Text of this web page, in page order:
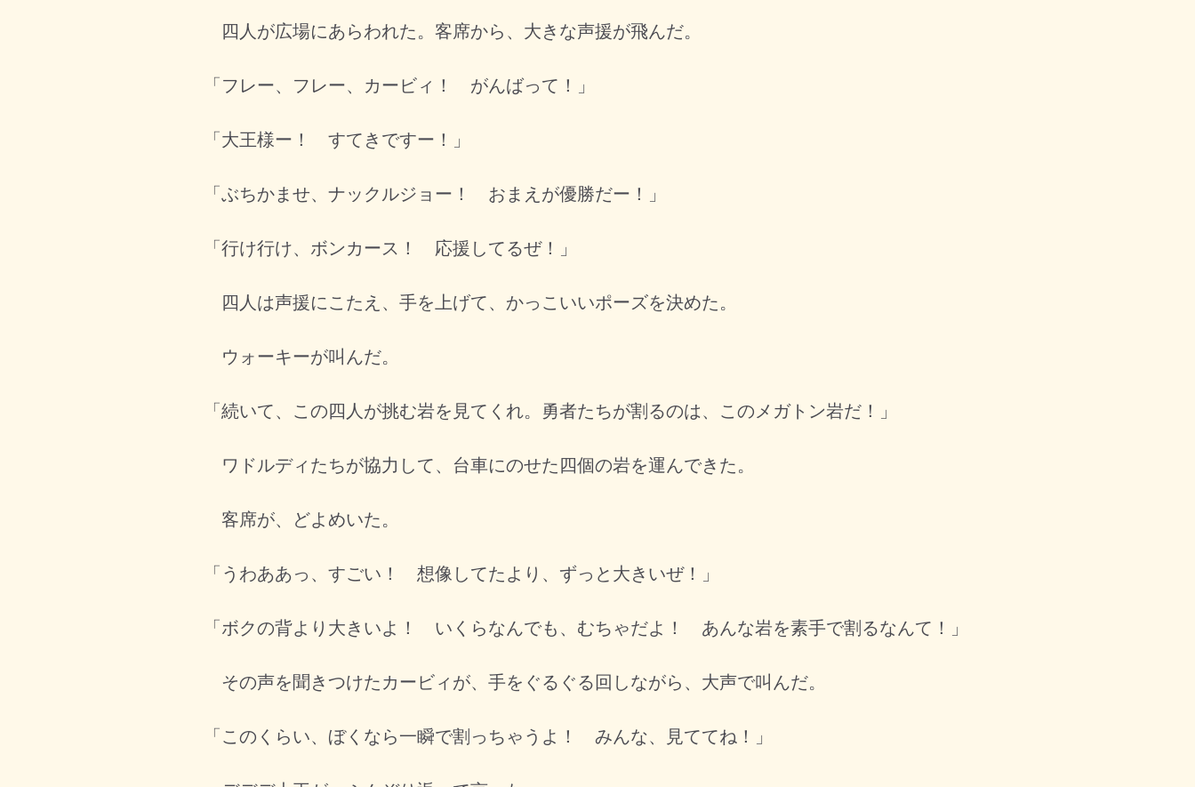
四人が広場にあらわれた。客席から、大きな声援が飛んだ。
「フレー、フレー、カービィ！ がんばって！」
「大王様ー！ すてきですー！」
「ぶちかませ、ナックルジョー！ おまえが優勝だー！」
「行け行け、ボンカース！ 応援してるぜ！」
四人は声援にこたえ、手を上げて、かっこいいポーズを決めた。
ウォーキーが叫んだ。
「続いて、この四人が挑む岩を見てくれ。勇者たちが割るのは、このメガトン岩だ！」
ワドルディたちが協力して、台車にのせた四個の岩を運んできた。
客席が、どよめいた。
「うわああっ、すごい！ 想像してたより、ずっと大きいぜ！」
「ボクの背より大きいよ！ いくらなんでも、むちゃだよ！ あんな岩を素手で割るなんて！」
その声を聞きつけたカービィが、手をぐるぐる回しながら、大声で叫んだ。
「このくらい、ぼくなら一瞬で割っちゃうよ！ みんな、見ててね！」